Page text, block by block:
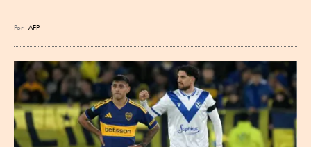
Por AFP